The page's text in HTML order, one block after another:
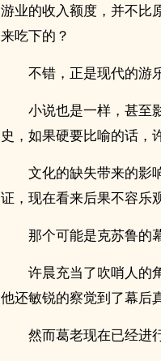
游业的收入额度，并不比
来吃下的？
不错，正是现代的游
小说也是一样，甚至
史，如果硬要比喻的话，
文化的缺失带来的影
证，现在看来后果不容乐
那个可能是克苏鲁的
许晨充当了吹哨人的
他还敏锐的察觉到了幕后
然而葛老现在已经进